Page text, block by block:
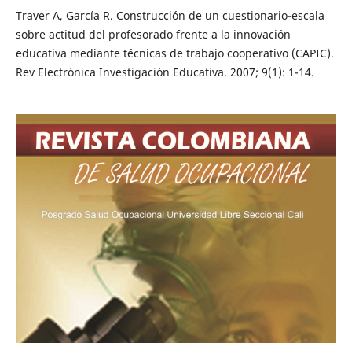
Traver A, García R. Construcción de un cuestionario-escala
sobre actitud del profesorado frente a la innovación
educativa mediante técnicas de trabajo cooperativo (CAPIC).
Rev Electrónica Investigación Educativa. 2007; 9(1): 1-14.